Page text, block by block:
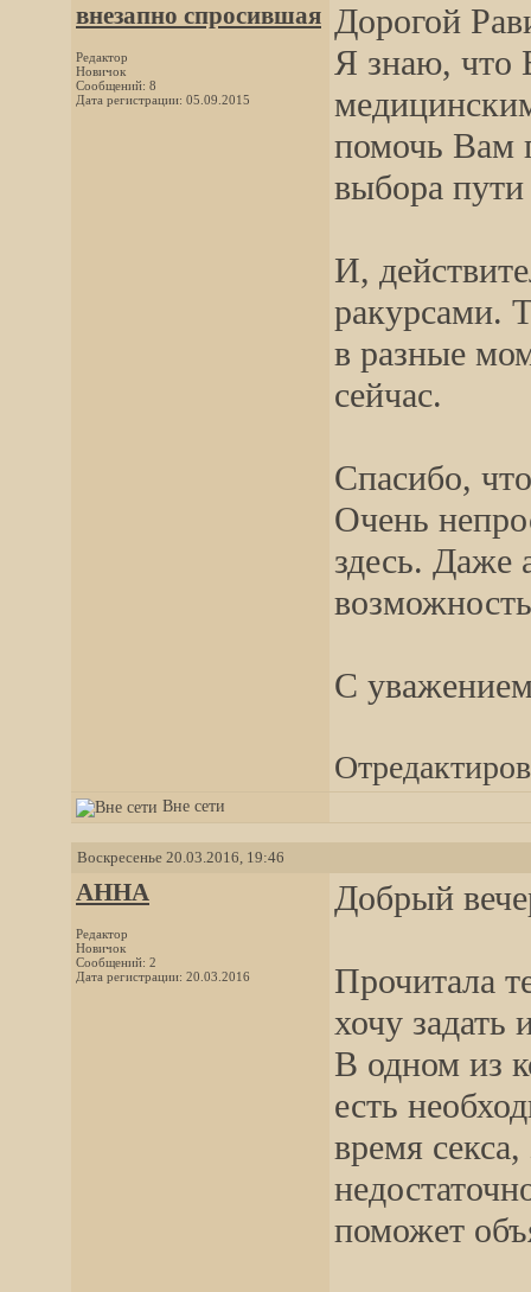
внезапно спросившая
Редактор
Новичок
Сообщений: 8
Дата регистрации: 05.09.2015
Дорогой
Я знаю, что
помочь Вам
выбора
И,
ракурсами.
в разные
сейчас.
Спасибо,
Очень
здесь. Даже
С
Вне сети
Воскресенье 20.03.2016, 19:46
АННА
Редактор
Новичок
Сообщений: 2
Дата регистрации: 20.03.2016
Добрый
Прочитала
хочу
В одном из
есть
время
поможет